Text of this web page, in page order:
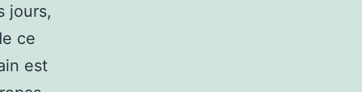
jours,
ce
est